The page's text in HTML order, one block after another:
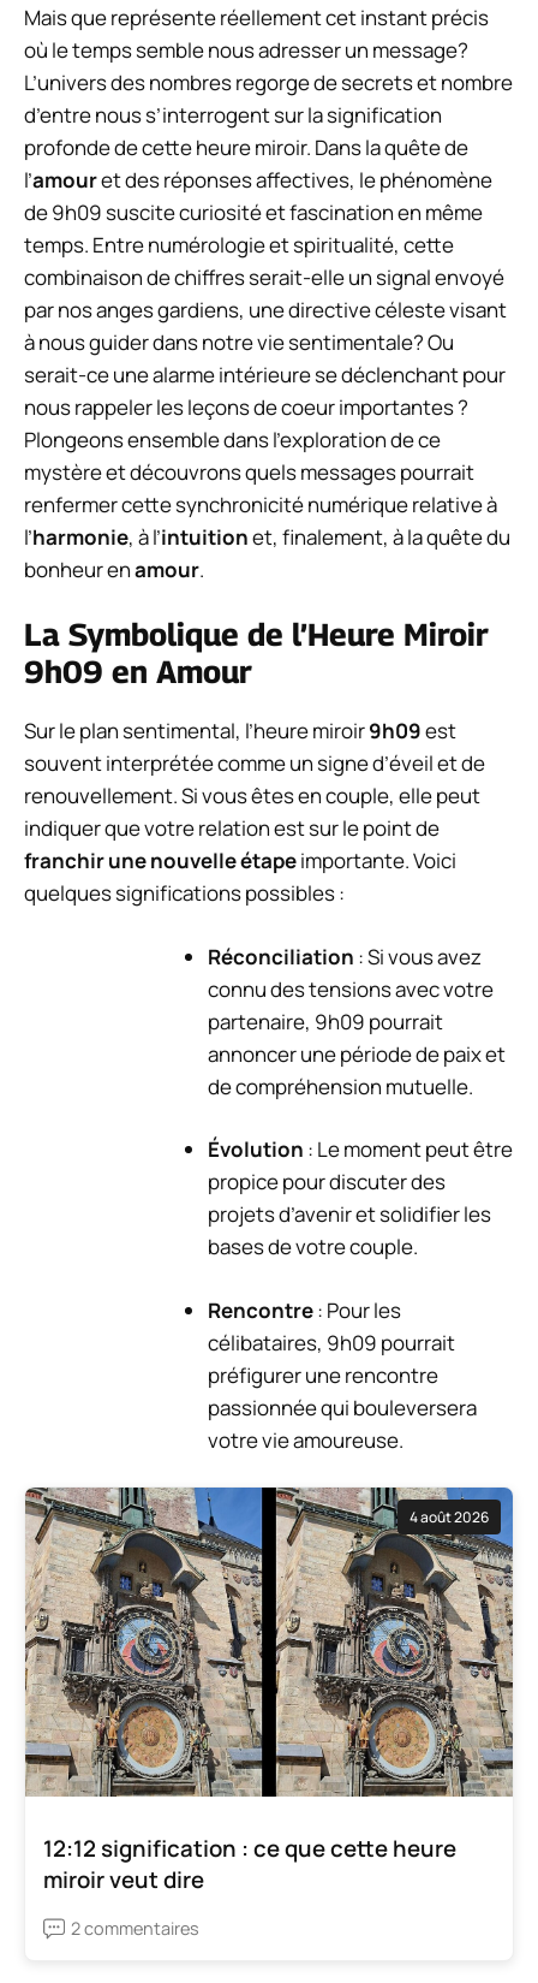
Mais que représente réellement cet instant précis
où le temps semble nous adresser un message?
L’univers des nombres regorge de secrets et nombre
d’entre nous s’interrogent sur la signification
profonde de cette heure miroir. Dans la quête de
l’amouret des réponses affectives, le phénomène
de 9h09 suscite curiosité et fascination en même
temps. Entre numérologie et spiritualité, cette
combinaison de chiffres serait-elle un signal envoyé
par nos anges gardiens, une directive céleste visant
à nous guider dans notre vie sentimentale? Ou
serait-ce une alarme intérieure se déclenchant pour
nous rappeler les leçons de coeur importantes ?
Plongeons ensemble dans l’exploration de ce
mystère et découvrons quels messages pourrait
renfermer cette synchronicité numérique relative à
l’harmonie, à l’intuitionet, finalement, à la quête du
bonheur enamour.
La Symbolique de l’Heure Miroir
9h09 en Amour
Sur le plan sentimental, l’heure miroir9h09est
souvent interprétée comme un signe d’éveil et de
renouvellement. Si vous êtes en couple, elle peut
indiquer que votre relation est sur le point de
franchir une nouvelle étapeimportante. Voici
quelques significations possibles :
Réconciliation : Si vous avez
connu des tensions avec votre
partenaire, 9h09 pourrait
annoncer une période de paix et
de compréhension mutuelle.
Évolution : Le moment peut être
propice pour discuter des
projets d’avenir et solidifier les
bases de votre couple.
Rencontre: Pour les
célibataires, 9h09 pourrait
préfigurer une rencontre
passionnée qui bouleversera
votre vie amoureuse.
4 août 2026
12:12 signification : ce que cette heure
miroir veut dire
2 commentaires